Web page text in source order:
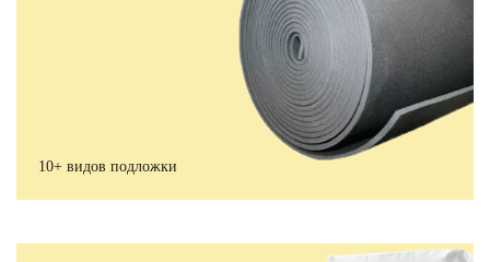
10+ видов подложки